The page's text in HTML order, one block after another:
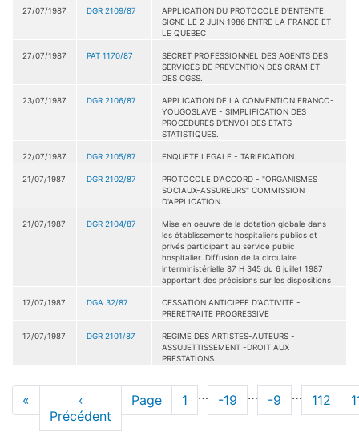
27/07/1987 DGR 2109/87
APPLICATION DU PROTOCOLE D'ENTENTE
SIGNE LE 2 JUIN 1986 ENTRE LA FRANCE ET
LE QUEBEC
27/07/1987 PAT 1170/87
SECRET PROFESSIONNEL DES AGENTS DES
SERVICES DE PREVENTION DES CRAM ET
DES CGSS.
23/07/1987 DGR 2106/87
APPLICATION DE LA CONVENTION FRANCO-
YOUGOSLAVE - SIMPLIFICATION DES
PROCEDURES D'ENVOI DES ETATS
STATISTIQUES.
22/07/1987 DGR 2105/87 ENQUETE LEGALE - TARIFICATION.
21/07/1987 DGR 2102/87
PROTOCOLE D'ACCORD - "ORGANISMES
SOCIAUX-ASSUREURS" COMMISSION
D'APPLICATION.
21/07/1987 DGR 2104/87
Mise en oeuvre de la dotation globale dans
les établissements hospitaliers publics et
privés participant au service public
hospitalier. Diffusion de la circulaire
interministérielle 87 H 345 du 6 juillet 1987
apportant des précisions sur les dispositions
17/07/1987 DGA 32/87
CESSATION ANTICIPEE D'ACTIVITE -
PRERETRAITE PROGRESSIVE
17/07/1987 DGR 2101/87
REGIME DES ARTISTES-AUTEURS -
ASSUJETTISSEMENT -DROIT AUX
PRESTATIONS.
Pagination
Première
page
«
Page
précédente
‹
Précédent
Page Page
1 … Page
-19 … Page
-9 … Page
112